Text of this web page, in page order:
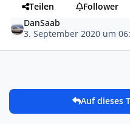
Teilen
Follower
DanSaab
3. September 2020 um
Auf dieses